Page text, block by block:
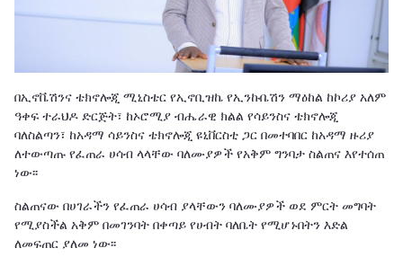
በኢኖቬሽንና ቴክኖሎጂ ሚኒስቴር የኢኖቢዝኬ የኢንኩቤሽን ማዕከል ከኮሪያ አለም
ዓቀፍ ተራህዶ ድርጅት፣ ከኦሮሚያ ብሔራዊ ክልል የሳይንስና ቴክኖሎጂ
ባለስልጣን፣ ከአዳማ ሳይንስና ቴክኖሎጂ ዩኒቨርስቲ ጋር በመተባበር ከአዳማ ዙሪያ
ለተውጣጡ የፈጠራ ሀሳብ ላላቸው ባለሙያዎች የአቅም ግንባታ ስልጠና እየተሰጠ
ነው፡፡
ስልጠናው በሀገራችን የፈጠራ ሀሳብ ያላቸውን ባለሙያዎች ወደ ምርት መግባት
የሚያስችል አቅም በመገንባት በቀጣይ የሀብት ባለቤት የሚሆኑበትን እድል
ለመፍጠር ያለመ ነው፡፡